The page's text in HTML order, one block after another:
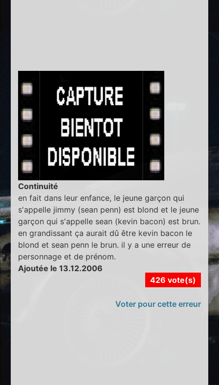
Continuité
en fait dans leur enfance, le jeune garçon qui
s'appelle jimmy (sean penn) est blond et le jeune
garçon qui s'appelle sean (kevin bacon) est brun.
en grandissant ça aurait dû être kevin bacon le
blond et sean penn le brun. il y a une erreur de
personnage et de prénom.
Ajoutée le 13.12.2006
426 vote(s)
Voter pour cette erreur